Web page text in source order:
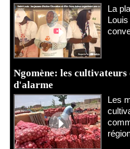
​La
Ngomène: les
d'alarme
Les